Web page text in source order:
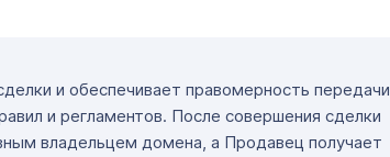
и обеспечивает правомерность передачи
и регламентов. После совершения сделки
владельцем домена, а Продавец получает